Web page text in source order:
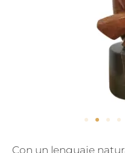
Con un lenguaje